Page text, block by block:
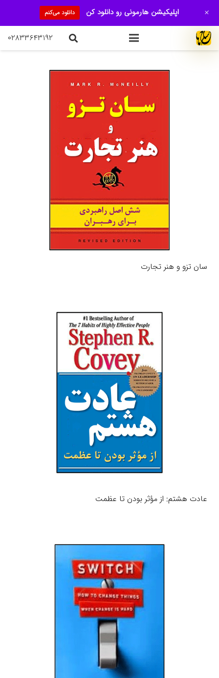
۰۲۸۳۳۶۴۳۱۹۲
سان تزو و هنر تجارت
عادت هشتم: از مؤثر بودن تا عظمت
اپلیکیشن هارمونی رو دانلود کن دانلود می‌کنم +